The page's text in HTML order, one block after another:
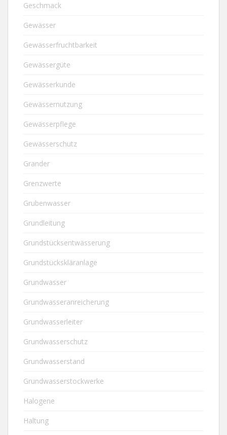
Geschmack
Gewässer
Gewässerfruchtbarkeit
Gewässergüte
Gewässerkunde
Gewässernutzung
Gewässerpflege
Gewässerschutz
Grander
Grenzwerte
Grubenwasser
Grundleitung
Grundstücksentwässerung
Grundstückskläranlage
Grundwasser
Grundwasseranreicherung
Grundwasserleiter
Grundwasserschutz
Grundwasserstand
Grundwasserstockwerke
Halogene
Haltung